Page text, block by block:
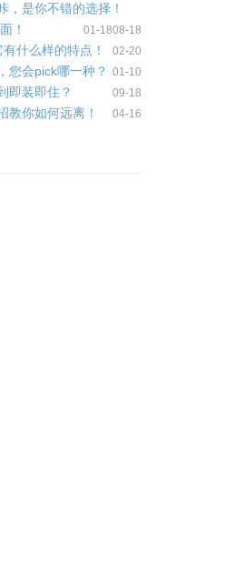
，是你不错的选择！
08-18
！ 01-18
什么样的特点！ 02-20
您会pick哪一种？ 01-10
即装即住？ 09-18
教你如何远离！ 04-16